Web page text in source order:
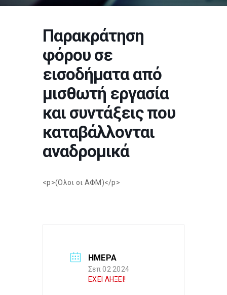
Παρακράτηση
φόρου σε
εισοδήματα από
μισθωτή εργασία
και συντάξεις που
καταβάλλονται
αναδρομικά
<p>(Όλοι οι ΑΦΜ)</p>
ΗΜΕΡΑ
Σεπ 02 2024
ΕΧΕΙ ΛΗΞΕΙ!